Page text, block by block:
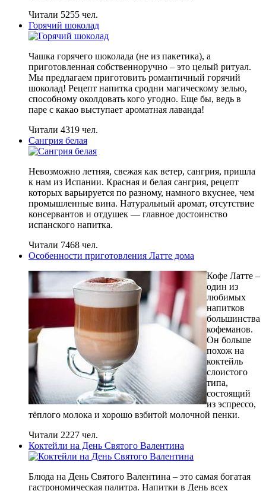
Читали 5255 чел.
Горячий шоколад
Чашка горячего шоколада (не из пакетика), а
приготовленная собственноручно – это целый ритуал.
Мы предлагаем приготовить романтичный горячий
шоколад! Рецепт напитка сродни магическому зелью,
способному околдовать кого угодно. Еще бы, ведь в
паре с какао выступает ароматная лаванда!
Читали 4319 чел.
Сангрия белая
Невозможно летняя, свежая как ветер, сангрия, пришла
к нам из Испании. Красная и белая сангрия, рецепт
которых варьируется по разному, намного вкуснее, чем
промышленные вина. Натуральный аромат, отсутствие
консервантов и отдушек — главное достоинство
испанского напитка.
Читали 7468 чел.
Особенности приготовления Латте дома
Кофе Латте –
один из
любимых
напитков
большинства
кофеманов.
Он больше
похож на
коктейль
слоистого
типа,
состоящий
из эспрессо,
тёплого молока и хорошо взбитой молочной пенки.
Читали 2227 чел.
Коктейли на День Святого Валентина
Блюда на День Святого Валентина – это самая богатая
гастрономическая палитра. Напитки в День всех